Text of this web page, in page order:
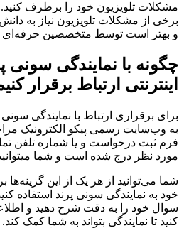
مشکلات تلویزیون خود را برطرف کنید.
برخی از مشکلات تلویزیون نیاز به
و بهتر است توسط متخصصین حرفه‌ای
چگونه با نمایندگی
اینترنتی ارتباط برقرار
برای برقراری ارتباط با نمایندگی سونی
به وب‌سایت رسمی پیکو الکترونیک
فرم ثبت درخواست و یا شماره تلفن
مورد نظر درج شده است و شما
شما می‌توانید از هر یک از این گزینه‌ها
خود به نمایندگی سونی پرند استفاده
سوال خود را به دقت شرح دهید و
کنید تا نمایندگی بتواند به شما کمک